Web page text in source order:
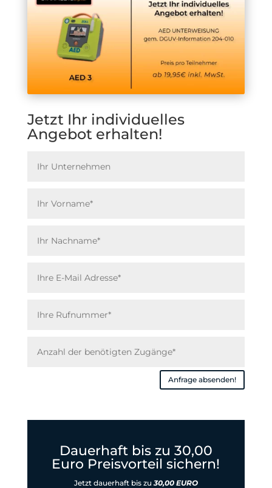
Jetzt Ihr individuelles
Angebot erhalten!
Anfrage absenden!
Dauerhaft bis zu 30,00
Euro Preisvorteil sichern!
Jetzt dauerhaft bis zu 30,00 EURO